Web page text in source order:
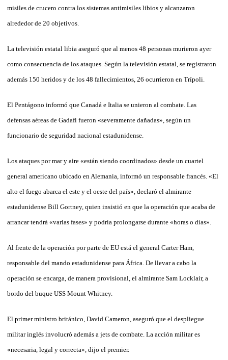
misiles de crucero contra los sistemas antimisiles libios y alcanzaron
alrededor de 20 objetivos.
La televisión estatal libia aseguró que al menos 48 personas murieron ayer
como consecuencia de los ataques. Según la televisión estatal, se registraron
además 150 heridos y de los 48 fallecimientos, 26 ocurrieron en Trípoli.
El Pentágono informó que Canadá e Italia se unieron al combate. Las
defensas aéreas de Gadafi fueron «severamente dañadas», según un
funcionario de seguridad nacional estadunidense.
Los ataques por mar y aire «están siendo coordinados» desde un cuartel
general americano ubicado en Alemania, informó un responsable francés. «El
alto el fuego abarca el este y el oeste del país», declaró el almirante
estadunidense Bill Gortney, quien insistió en que la operación que acaba de
arrancar tendrá «varias fases» y podría prolongarse durante «horas o días».
Al frente de la operación por parte de EU está el general Carter Ham,
responsable del mando estadunidense para África. De llevar a cabo la
operación se encarga, de manera provisional, el almirante Sam Locklair, a
bordo del buque USS Mount Whitney.
El primer ministro británico, David Cameron, aseguró que el despliegue
militar inglés involucró además a jets de combate. La acción militar es
«necesaria, legal y correcta», dijo el premier.